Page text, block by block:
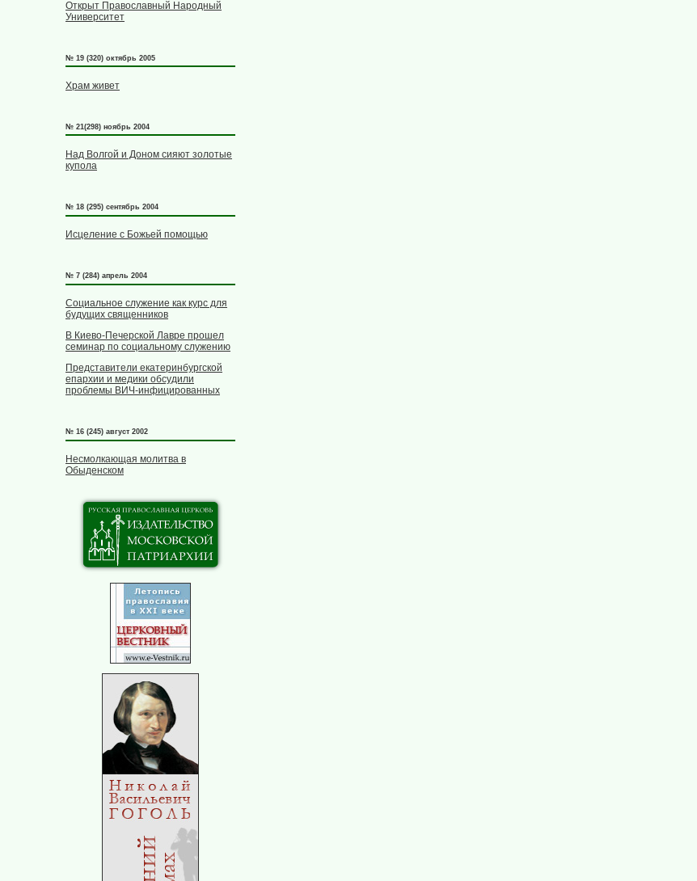
Открыт Православный Народный
Университет
№ 19 (320) октябрь 2005
Храм живет
№ 21(298) ноябрь 2004
Над Волгой и Доном сияют золотые
купола
№ 18 (295) сентябрь 2004
Исцеление с Божьей помощью
№ 7 (284) апрель 2004
Социальное служение как курс для
будущих священников
В Киево-Печерской Лавре прошел
семинар по социальному служению
Представители екатеринбургской
епархии и медики обсудили
проблемы ВИЧ-инфицированных
№ 16 (245) август 2002
Несмолкающая молитва в
Обыденском